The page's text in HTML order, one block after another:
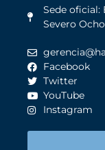
Sede oficial:
Severo
Facebook
Twitter
YouTube
Instagram